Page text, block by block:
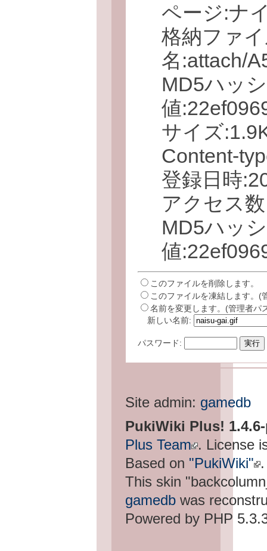
ページ:ナ
格納ファ
名:attach/
MD5ハッ
値
サイズ
Content-
登録日時
アクセス
MD5ハッ
値
このファイルを削除します。
このファイルを凍結します。(
名前を変更します。(管理者パ
新しい名前:
パスワード:
Site admin: gamedb
PukiWiki Plus!
Plus Team . License
Based on "PukiWiki" .
This skin
gamedb was
Powered by PHP